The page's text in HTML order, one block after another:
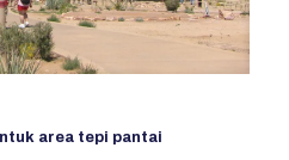
area tepi pantai